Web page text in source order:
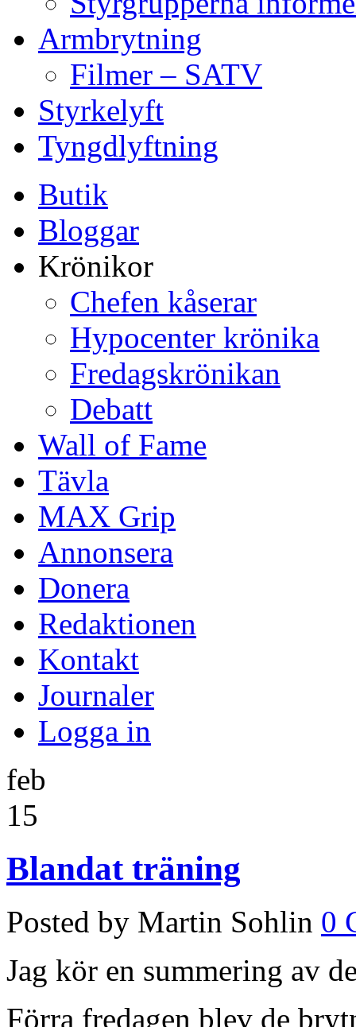
Armbrytning
Filmer – SATV
Styrkelyft
Tyngdlyftning
Butik
Bloggar
Krönikor
Chefen kåserar
Hypocenter krönika
Fredagskrönikan
Debatt
Wall of Fame
Tävla
MAX Grip
Annonsera
Donera
Redaktionen
Kontakt
Journaler
Logga in
feb
15
Blandat träning
Posted by Martin Sohlin 0
Jag kör en summering av
Förra fredagen blev de